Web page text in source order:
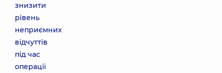
знизити
рівень
неприємних
відчуттів
під час
операції